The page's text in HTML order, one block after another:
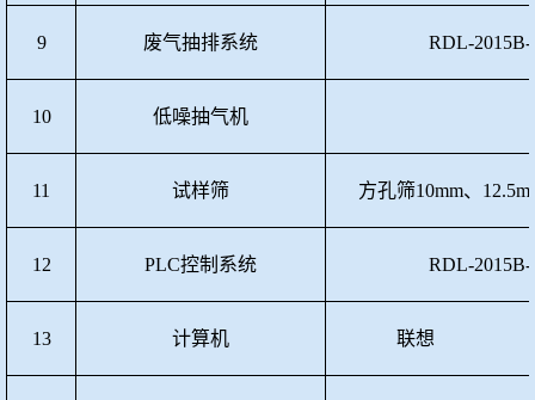
9 废气抽排系统 RDL-2015B-
10 低噪抽气机
11 试样筛 方孔筛10mm、
12 PLC控制系统 RDL-2015B-
13 计算机 联想